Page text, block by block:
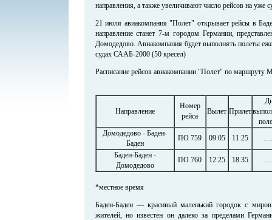
направления, а также увеличивают число рейсов на
21 июля авиакомпания "Полет" открывает рейсы в
направление станет 7-м городом Германии,
Домодедово. Авиакомпания будет выполнять полеты
судах СААБ-2000 (50 кресел)
Расписание рейсов авиакомпании "Полет" по маршруту
Направление
Номер
рейса
Вылет Прилет
Домодедово - Баден-
Баден
ПО 759 09:05 11:25
Баден-Баден -
Домодедово
ПО 760 12:25 18:35
*местное время
Баден-Баден — красивый маленький городок с
жителей, но известен он далеко за пределами